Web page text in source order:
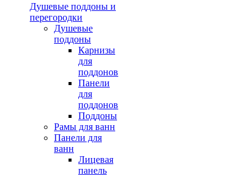
Душевые поддоны и
перегородки
Душевые
поддоны
Карнизы
для
поддонов
Панели
для
поддонов
Поддоны
Рамы для ванн
Панели для
ванн
Лицевая
панель